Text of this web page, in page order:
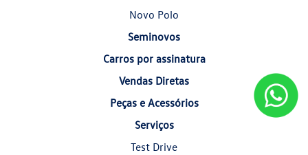
Novo Polo
Seminovos
Carros por assinatura
Vendas Diretas
Peças e Acessórios
Serviços
Test Drive